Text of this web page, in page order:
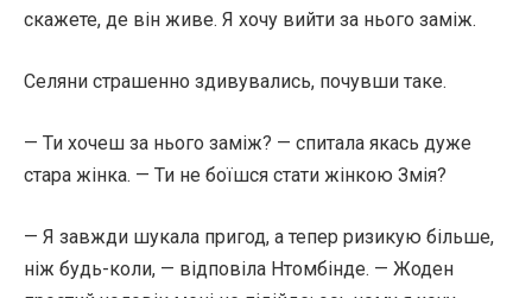
скажете, де він живе. Я хочу вийти за нього заміж.
Селяни страшенно здивувались, почувши таке.
— Ти хочеш за нього заміж? — спитала якась дуже
стара жінка. — Ти не боїшся стати жінкою Змія?
— Я завжди шукала пригод, а тепер ризикую більше,
ніж будь-коли, — відповіла Нтомбінде. — Жоден